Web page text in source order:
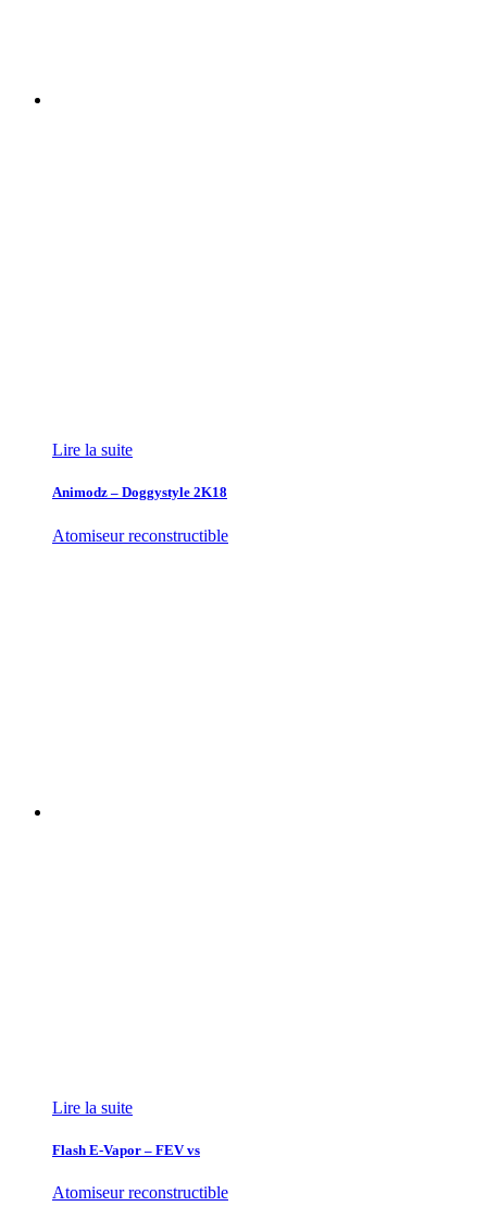
Lire la suite
Animodz – Doggystyle 2K18
Atomiseur reconstructible
Lire la suite
Flash E-Vapor – FEV vs
Atomiseur reconstructible